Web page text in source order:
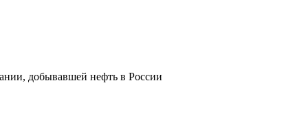
добывавшей нефть в России